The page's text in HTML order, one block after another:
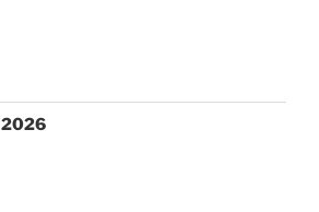
2026